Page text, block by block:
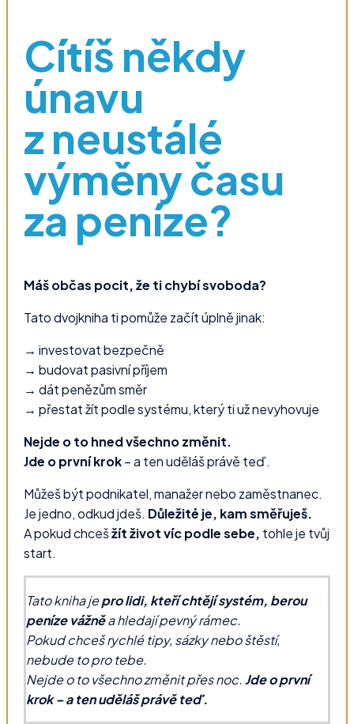
Cítíš někdy
únavu
z neustálé
výměny času
za peníze?
Máš občas pocit, že ti chybí svoboda?
Tato dvojkniha ti pomůže začít úplně jinak:
→ investovat bezpečně
→ budovat pasivní příjem
→ dát penězům směr
→ přestat žít podle systému, který ti už nevyhovuje
Nejde o to hned všechno změnit.
Jde o první krok– a ten uděláš právě teď.
Můžeš být podnikatel, manažer nebo zaměstnanec.
Je jedno, odkud jdeš. Důležité je, kam směřuješ.
A pokud chcešžít život víc podle sebe, tohle je tvůj
start.
Tato kniha jepro lidi, kteří chtějí systém, berou
peníze vážněa hledají pevný rámec.
Pokud chceš rychlé tipy, sázky nebo štěstí,
nebude to pro tebe.
Nejde o to všechno změnit přes noc. Jde o první
krok – a ten uděláš právě teď.